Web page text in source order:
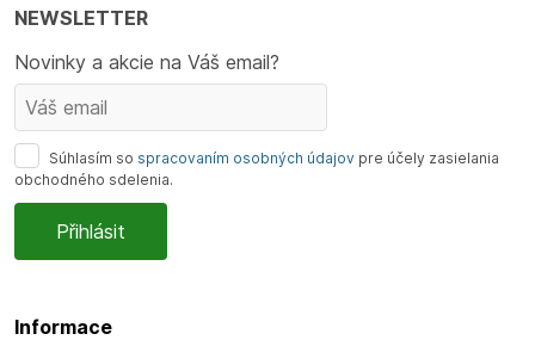
NEWSLETTER
Novinky a akcie na Váš email?
Súhlasím so spracovaním osobných údajov pre účely zasielania
obchodného sdelenia.
Informace